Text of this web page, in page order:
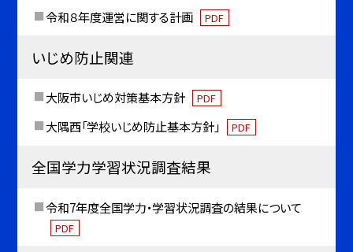
令和８年度運営に関する計画 PDF
いじめ防止関連
大阪市いじめ対策基本方針 PDF
大隅西「学校いじめ防止基本方針」 PDF
全国学力学習状況調査結果
令和7年度全国学力・学習状況調査の結果について
PDF